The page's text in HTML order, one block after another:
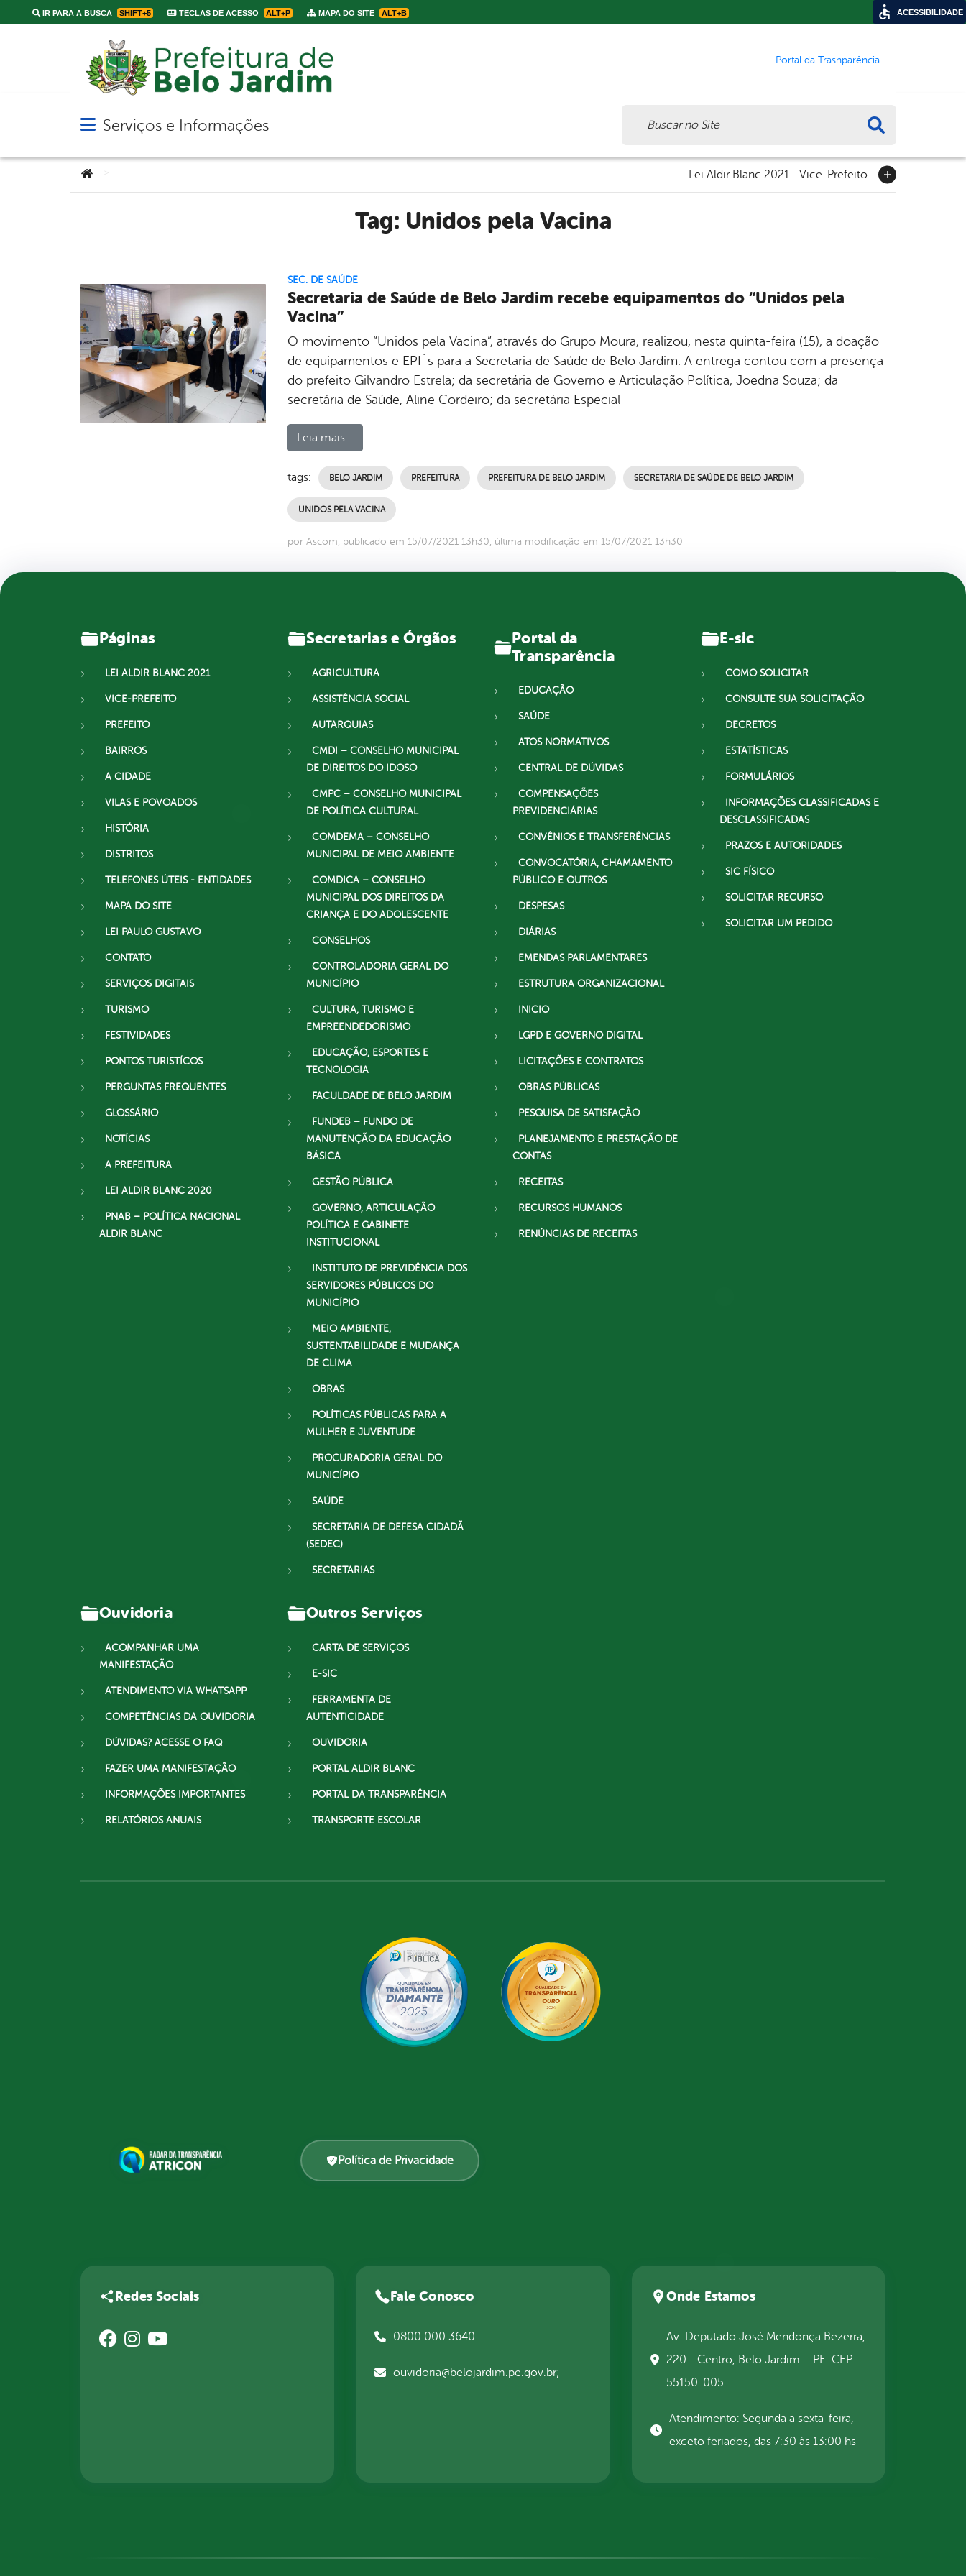
IR PARA A BUSCA SHIFT+5 TECLAS DE ACESSO ALT+P MAPA DO SITE ALT+B
Portal da Trasnparência
Abrir menu principal de navegação
Serviços e Informações
Você está aqui: Lei Aldir Blanc 2021 Vice-Prefeito
Tag: Unidos pela Vacina
SEC. DE SAÚDE
Secretaria de Saúde de Belo Jardim recebe equipamentos do “Unidos pela
Vacina”
O movimento “Unidos pela Vacina”, através do Grupo Moura, realizou, nesta quinta-feira (15), a doação
de equipamentos e EPI´s para a Secretaria de Saúde de Belo Jardim. A entrega contou com a presença
do prefeito Gilvandro Estrela; da secretária de Governo e Articulação Política, Joedna Souza; da
secretária de Saúde, Aline Cordeiro; da secretária Especial
Leia mais...
tags: BELO JARDIM PREFEITURA PREFEITURA DE BELO JARDIM SECRETARIA DE SAÚDE DE BELO JARDIM
UNIDOS PELA VACINA
por Ascom, publicado em 15/07/2021 13h30, última modificação em 15/07/2021 13h30
Páginas
LEI ALDIR BLANC 2021
VICE-PREFEITO
PREFEITO
BAIRROS
A CIDADE
VILAS E POVOADOS
HISTÓRIA
DISTRITOS
TELEFONES ÚTEIS - ENTIDADES
MAPA DO SITE
LEI PAULO GUSTAVO
CONTATO
SERVIÇOS DIGITAIS
TURISMO
FESTIVIDADES
PONTOS TURISTÍCOS
PERGUNTAS FREQUENTES
GLOSSÁRIO
NOTÍCIAS
A PREFEITURA
LEI ALDIR BLANC 2020
PNAB – POLÍTICA NACIONAL
ALDIR BLANC
Secretarias e Órgãos
AGRICULTURA
ASSISTÊNCIA SOCIAL
AUTARQUIAS
CMDI – CONSELHO MUNICIPAL
DE DIREITOS DO IDOSO
CMPC – CONSELHO MUNICIPAL
DE POLÍTICA CULTURAL
COMDEMA – CONSELHO
MUNICIPAL DE MEIO AMBIENTE
COMDICA – CONSELHO
MUNICIPAL DOS DIREITOS DA
CRIANÇA E DO ADOLESCENTE
CONSELHOS
CONTROLADORIA GERAL DO
MUNICÍPIO
CULTURA, TURISMO E
EMPREENDEDORISMO
EDUCAÇÃO, ESPORTES E
TECNOLOGIA
FACULDADE DE BELO JARDIM
FUNDEB – FUNDO DE
MANUTENÇÃO DA EDUCAÇÃO
BÁSICA
GESTÃO PÚBLICA
GOVERNO, ARTICULAÇÃO
POLÍTICA E GABINETE
INSTITUCIONAL
INSTITUTO DE PREVIDÊNCIA DOS
SERVIDORES PÚBLICOS DO
MUNICÍPIO
MEIO AMBIENTE,
SUSTENTABILIDADE E MUDANÇA
DE CLIMA
OBRAS
POLÍTICAS PÚBLICAS PARA A
MULHER E JUVENTUDE
PROCURADORIA GERAL DO
MUNICÍPIO
SAÚDE
SECRETARIA DE DEFESA CIDADÃ
(SEDEC)
SECRETARIAS
Portal da
Transparência
EDUCAÇÃO
SAÚDE
ATOS NORMATIVOS
CENTRAL DE DÚVIDAS
COMPENSAÇÕES
PREVIDENCIÁRIAS
CONVÊNIOS E TRANSFERÊNCIAS
CONVOCATÓRIA, CHAMAMENTO
PÚBLICO E OUTROS
DESPESAS
DIÁRIAS
EMENDAS PARLAMENTARES
ESTRUTURA ORGANIZACIONAL
INICIO
LGPD E GOVERNO DIGITAL
LICITAÇÕES E CONTRATOS
OBRAS PÚBLICAS
PESQUISA DE SATISFAÇÃO
PLANEJAMENTO E PRESTAÇÃO DE
CONTAS
RECEITAS
RECURSOS HUMANOS
RENÚNCIAS DE RECEITAS
E-sic
COMO SOLICITAR
CONSULTE SUA SOLICITAÇÃO
DECRETOS
ESTATÍSTICAS
FORMULÁRIOS
INFORMAÇÕES CLASSIFICADAS E
DESCLASSIFICADAS
PRAZOS E AUTORIDADES
SIC FÍSICO
SOLICITAR RECURSO
SOLICITAR UM PEDIDO
Ouvidoria
ACOMPANHAR UMA
MANIFESTAÇÃO
ATENDIMENTO VIA WHATSAPP
COMPETÊNCIAS DA OUVIDORIA
DÚVIDAS? ACESSE O FAQ
FAZER UMA MANIFESTAÇÃO
INFORMAÇÕES IMPORTANTES
RELATÓRIOS ANUAIS
Outros Serviços
CARTA DE SERVIÇOS
E-SIC
FERRAMENTA DE
AUTENTICIDADE
OUVIDORIA
PORTAL ALDIR BLANC
PORTAL DA TRANSPARÊNCIA
TRANSPORTE ESCOLAR
Política de Privacidade
Redes Sociais Fale Conosco
0800 000 3640
ouvidoria@belojardim.pe.gov.br;
Onde Estamos
Av. Deputado José Mendonça Bezerra,
220 - Centro, Belo Jardim – PE. CEP:
55150-005
Atendimento: Segunda a sexta-feira,
exceto feriados, das 7:30 às 13:00 hs
ACESSIBILIDADE